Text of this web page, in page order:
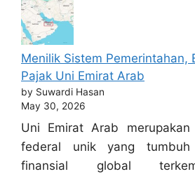
Menilik Sistem Pemerintahan,
Pajak Uni Emirat Arab
by Suwardi Hasan
May 30, 2026
Uni Emirat Arab merupakan
federal unik yang
finansial global